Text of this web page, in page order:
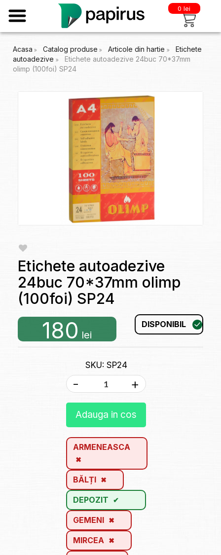
0 lei
Acasa Catalog produse Articole din hartie
Etichete
autoadezive
Etichete autoadezive 24buc 70*37mm
olimp (100foi) SP24
Etichete autoadezive
24buc 70*37mm olimp
(100foi) SP24
180 lei
DISPONIBIL
SKU: SP24
- +
Adauga in cos
ARMENEASCA
BĂLȚI
DEPOZIT
GEMENI
MIRCEA